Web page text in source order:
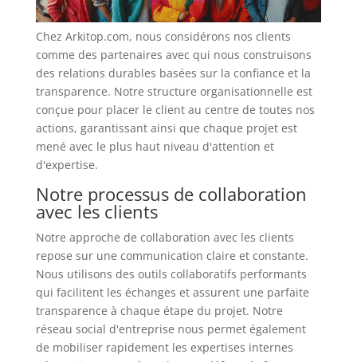
Chez Arkitop.com, nous considérons nos clients
comme des partenaires avec qui nous construisons
des relations durables basées sur la confiance et la
transparence. Notre structure organisationnelle est
conçue pour placer le client au centre de toutes nos
actions, garantissant ainsi que chaque projet est
mené avec le plus haut niveau d'attention et
d'expertise.
Notre processus de collaboration
avec les clients
Notre approche de collaboration avec les clients
repose sur une communication claire et constante.
Nous utilisons des outils collaboratifs performants
qui facilitent les échanges et assurent une parfaite
transparence à chaque étape du projet. Notre
réseau social d'entreprise nous permet également
de mobiliser rapidement les expertises internes